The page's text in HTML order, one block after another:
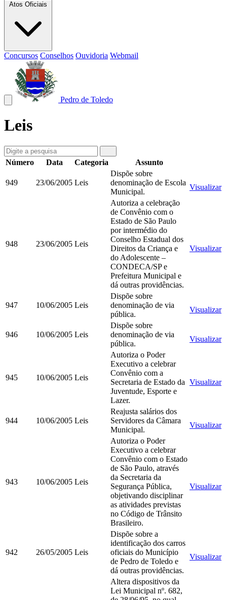
Atos Oficiais
Concursos Conselhos Ouvidoria Webmail
Pedro de Toledo
Leis
Número Data Categoria Assunto
949 23/06/2005 Leis
Dispõe sobre
denominação de Escola
Municipal.
Visualizar
948 23/06/2005 Leis
Autoriza a celebração
de Convênio com o
Estado de São Paulo
por intermédio do
Conselho Estadual dos
Direitos da Criança e
do Adolescente –
CONDECA/SP e
Prefeitura Municipal e
dá outras providências.
Visualizar
947 10/06/2005 Leis
Dispõe sobre
denominação de via
pública.
Visualizar
946 10/06/2005 Leis
Dispõe sobre
denominação de via
pública.
Visualizar
945 10/06/2005 Leis
Autoriza o Poder
Executivo a celebrar
Convênio com a
Secretaria de Estado da
Juventude, Esporte e
Lazer.
Visualizar
944 10/06/2005 Leis
Reajusta salários dos
Servidores da Câmara
Municipal.
Visualizar
943 10/06/2005 Leis
Autoriza o Poder
Executivo a celebrar
Convênio com o Estado
de São Paulo, através
da Secretaria da
Segurança Pública,
objetivando disciplinar
as atividades previstas
no Código de Trânsito
Brasileiro.
Visualizar
942 26/05/2005 Leis
Dispõe sobre a
identificação dos carros
oficiais do Município
de Pedro de Toledo e
dá outras providências.
Visualizar
Altera dispositivos da
Lei Municipal nº. 682,